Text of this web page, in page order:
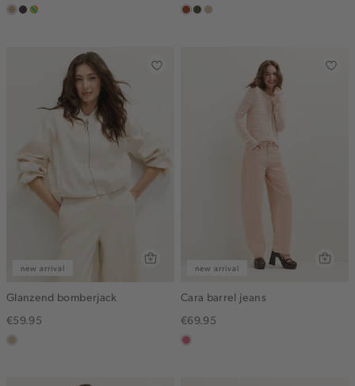
zandchocomeerkleurig
bruin
donkerkhaki
lichtzand
new arrival
Glanzend bomberjack
€59.95
lichtzand
new arrival
Cara barrel jeans
€69.95
rose,